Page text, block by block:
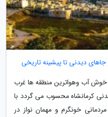
جاهای دیدنی تا پیشینه تاریخی
خوش آب وهواترین منطقه ها غرب
کرمانشاه محسوب می گردد با
خونگرم و مهمان نواز در